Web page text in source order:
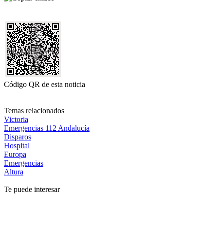
Código QR de esta noticia
Temas relacionados
Victoria
Emergencias 112 Andalucía
Disparos
Hospital
Europa
Emergencias
Altura
Te puede interesar